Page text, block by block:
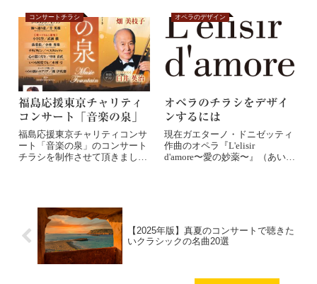
を支援する本当の理由など、実
際の事例から学ぶスポンサー獲
得術。
コンサートチラシ
福島応援東京チャリティ
コンサート「音楽の泉」
福島応援東京チャリティコンサ
ート「音楽の泉」のコンサート
チラシを制作させて頂きまし
オペラのデザイン
オペラのチラシをデザイ
ンするには
現在ガエターノ・ドニゼッティ
作曲のオペラ『L'elisir
d'amore〜愛の妙薬〜』（あいの
【2025年版】真夏のコンサートで聴きた
いクラシックの名曲20選